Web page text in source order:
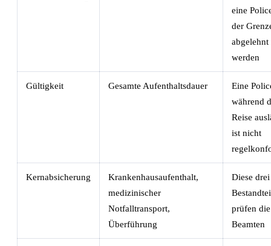
eine
der
abgelehnt
werden
Gültigkeit Gesamte Aufenthaltsdauer
Eine
während
Reise
ist nicht
Kernabsicherung
Krankenhausaufenthalt,
medizinischer
Notfalltransport,
Überführung
Diese drei
prüfen die
Beamten